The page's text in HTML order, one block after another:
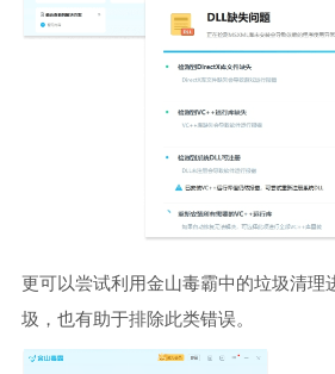
更可以尝试利用金山毒霸中的垃圾清理
圾，也有助于排除此类错误。